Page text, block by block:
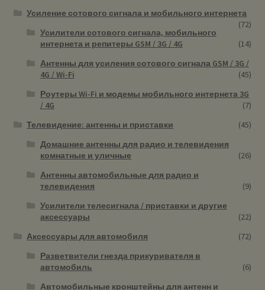
Усиление сотового сигнала и мобильного интернета
(72)
Усилители сотового сигнала, мобильного
интернета и репитеры GSM / 3G / 4G
(14)
Антенны для усиления сотового сигнала GSM / 3G /
4G / Wi-Fi
(45)
Роутеры Wi-Fi и модемы мобильного интернета 3G
/ 4G
(7)
Телевидение: антенны и приставки
(45)
Домашние антенны для радио и телевидения
комнатные и уличные
(26)
Антенны автомобильные для радио и
телевидения
(9)
Усилители телесигнала / приставки и другие
аксессуары
(22)
Аксессуары для автомобиля
(72)
Разветвители гнезда прикуривателя в
автомобиль
(6)
Автомобильные кронштейны для антенн и